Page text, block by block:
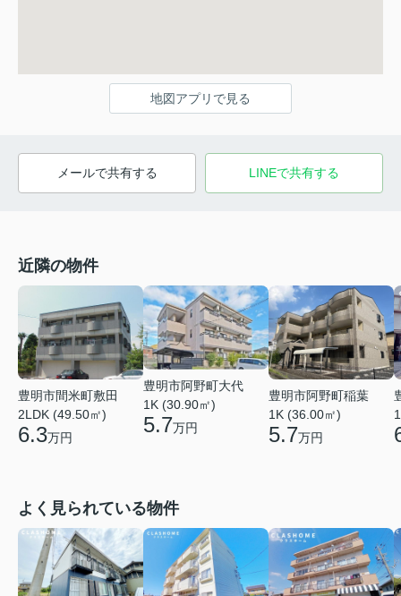
地図アプリで見る
メールで共有する LINEで共有する
近隣の物件
豊明市間米町敷田
2LDK (49.50㎡)
6.3万円
豊明市阿野町大代
1K (30.90㎡)
5.7万円
豊明市阿野町稲葉
1K (36.00㎡)
5.7万円
よく見られている物件